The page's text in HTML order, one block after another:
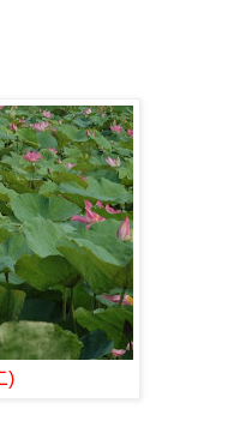
)